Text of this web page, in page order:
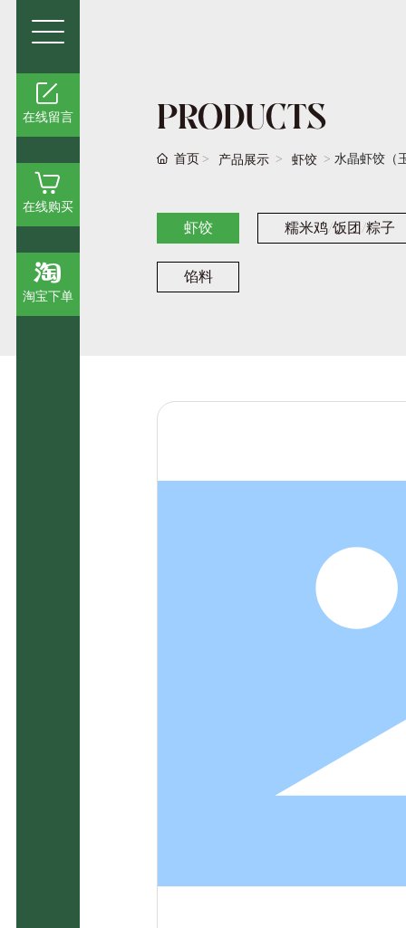
在线留言
在线购买
淘宝下单
PRODUCTS
首页 产品展示 虾饺 水晶虾饺（
虾饺 糯米鸡/饭团/粽子
馅料